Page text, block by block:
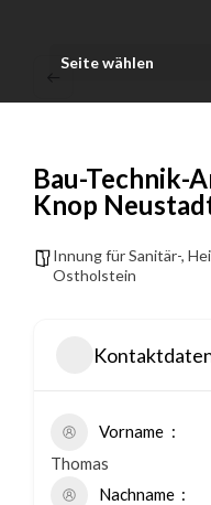
Seite wählen
Bau-Technik-
Knop
Innung für Sanitär-,
Ostholstein
Vorname
Thomas
Nachname